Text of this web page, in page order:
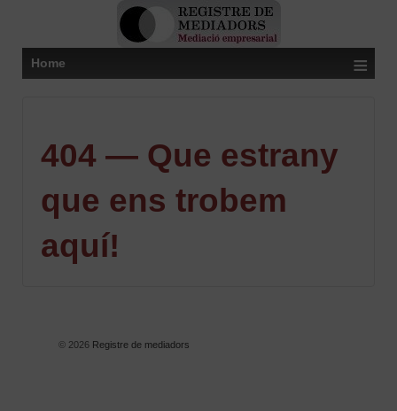
Home ≡
404 — Que estrany
que ens trobem
aquí!
© 2026Registre de mediadors